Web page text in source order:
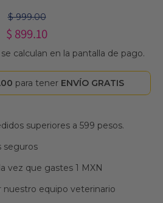
$ 999.00
$ 899.10
se calculan en la pantalla de pago.
para tener ENVÍO GRATIS
superiores a 599 pesos.
seguros
vez que gastes 1 MXN
nuestro equipo veterinario